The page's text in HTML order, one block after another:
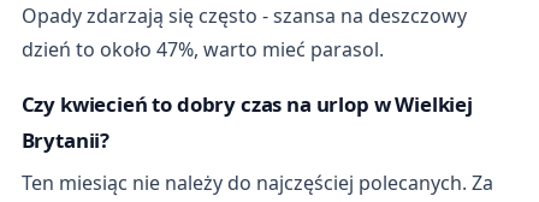
Opady zdarzają się często - szansa na deszczowy
dzień to około 47%, warto mieć parasol.
Czy kwiecień to dobry czas na urlop w Wielkiej
Brytanii?
Ten miesiąc nie należy do najczęściej polecanych. Za